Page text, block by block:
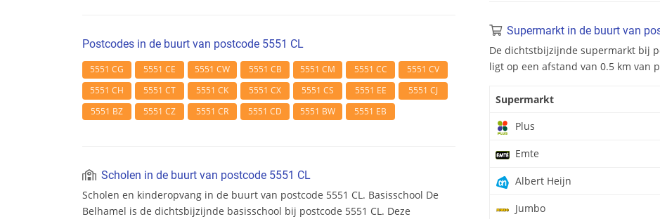
Postcodes in de buurt van postcode 5551 CL
5551 CG 5551 CE 5551 CW 5551 CB 5551 CM 5551 CC
5551 CV
5551 CH
5551 CT 5551 CK 5551 CX 5551 CS 5551 EE
5551 CJ
5551 BZ
5551 CZ 5551 CR 5551 CD 5551 BW 5551 EB
Scholen in de buurt van postcode 5551 CL
Scholen en kinderopvang in de buurt van postcode 5551 CL. Basisschool De
Belhamel is de dichtsbijzijnde basisschool bij postcode 5551 CL. Deze
Supermarkt in de buurt van
De dichtstbijzijnde supermarkt bij
ligt op een afstand van 0.5 km van
Supermarkt
Plus
Emte
Albert Heijn
Jumbo